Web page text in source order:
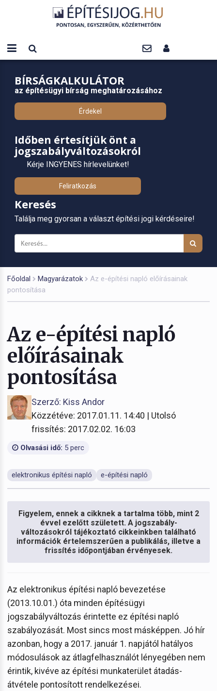
BÍRSÁGKALKULÁTOR
az építésügyi bírság meghatározásához
Érdekel
Időben értesítjük önt a
jogszabályváltozásokról
Kérje INGYENES hírlevelünket!
Feliratkozás
Keresés
Találja meg gyorsan a választ építési jogi kérdéseire!
Főoldal Magyarázatok
Az e-építési napló előírásainak
pontosítása
Az e-építési napló
előírásainak
pontosítása
Szerző: Kiss Andor
Közzétéve: 2017.01.11. 14:40 | Utolsó
frissítés: 2017.02.02. 16:03
Olvasási idő: 5 perc
elektronikus építési napló e-építési napló
Figyelem, ennek a cikknek a tartalma több, mint 2
évvel ezelőtt született. A jogszabály-
változásokról tájékoztató cikkeinkben található
információk értelemszerűen a publikálás, illetve a
frissítés időpontjában érvényesek.
Az elektronikus építési napló bevezetése
(2013.10.01.) óta minden építésügyi
jogszabályváltozás érintette ez építési napló
szabályozását. Most sincs most másképpen. Jó hír
azonban, hogy a 2017. január 1. napjától hatályos
módosulások az átlagfelhasználót lényegében nem
érintik, kivéve az építési munkaterület átadás-
átvétele pontosított rendelkezései.